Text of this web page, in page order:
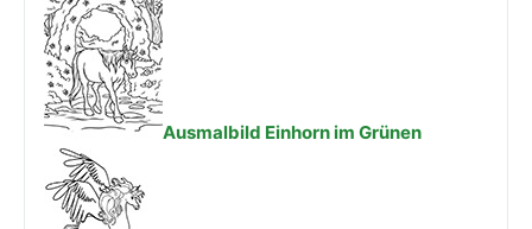
Ausmalbild Einhorn im Grünen